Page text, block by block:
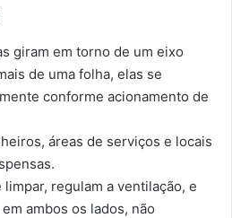
giram em torno de um eixo
de uma folha, elas se
conforme acionamento de
áreas de serviços e locais
regulam a ventilação, e
ambos os lados, não